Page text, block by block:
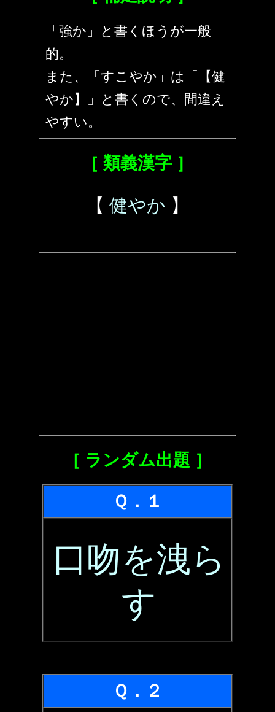
「強か」と書くほうが一般
的。
また、「すこやか」は「【健
やか】」と書くので、間違え
やすい。
［ 類義漢字 ］
【 健やか 】
［ ランダム出題 ］
Ｑ．１
口吻を洩ら
す
Ｑ．２